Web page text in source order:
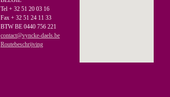
Tel + 32 51 20 03 16
Fax + 32 51 24 11 33
BTW BE 0440 756 221
contact@vyncke-daels.be
Routebeschrijving